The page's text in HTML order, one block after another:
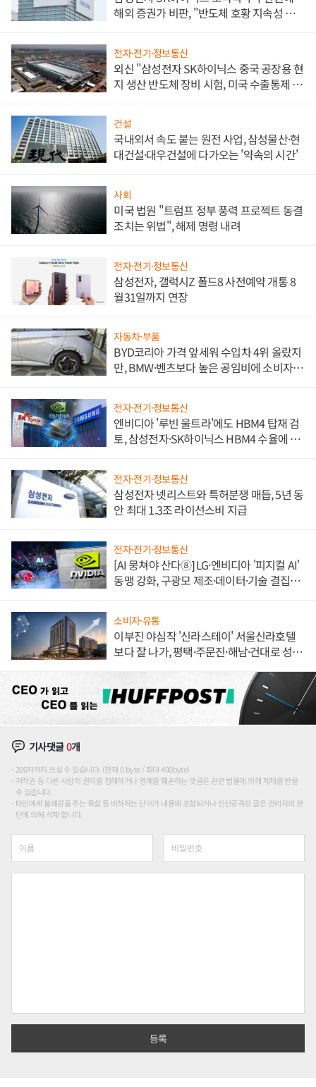
해외 증권가 비판, "반도체 호황 지속성 의
전자·전기·정보통신
외신 "삼성전자 SK하이닉스 중국 공장용 현
지 생산 반도체 장비 시험, 미국 수출통제 대
건설
국내외서 속도 붙는 원전 사업, 삼성물산·현
대건설·대우건설에 다가오는 '약속의 시간'
사회
미국 법원 "트럼프 정부 풍력 프로젝트 동결
조치는 위법", 해제 명령 내려
전자·전기·정보통신
삼성전자, 갤럭시Z 폴드8 사전예약 개통 8
월31일까지 연장
자동차·부품
BYD코리아 가격 앞세워 수입차 4위 올랐지
만, BMW·벤츠보다 높은 공임비에 소비자
전자·전기·정보통신
엔비디아 '루빈 울트라'에도 HBM4 탑재 검
토, 삼성전자·SK하이닉스 HBM4 수율에 주
전자·전기·정보통신
삼성전자 넷리스트와 특허분쟁 매듭, 5년 동
안 최대 1.3조 라이선스비 지급
전자·전기·정보통신
[AI 뭉쳐야 산다⑧] LG·엔비디아 '피지컬 AI'
동맹 강화, 구광모 제조·데이터·기술 결집
소비자·유통
이부진 야심작 '신라스테이' 서울신라호텔
보다 잘 나가, 평택·주문진·해남·건대로 성
기사댓글0개
200자까지 쓰실 수 있습니다. (현재 0 byte / 최대 400byte)
저작권 등 다른 사람의 권리를 침해하거나 명예를 훼손하는 댓글은 관련 법률에 의해 제재를 받을
수 있습니다.
타인에게 불쾌감을 주는 욕설 등 비하하는 단어가 내용에 포함되거나 인신공격성 글은 관리자의 판
단에 의해 삭제 합니다.